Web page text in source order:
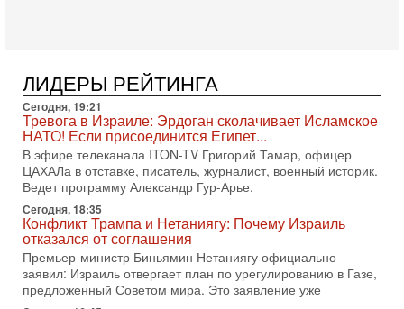
Украину никогда не примут в НАТО
Сегодня гость нашей студии капитан 1-го ранга ВМC США
(в отставке) Гарри (Юрий) Табах, в прошлом: командир
антитеррористического центра НАТО в
3-08-2026, 19:07
«Либо в армию — либо в тюрьму?»
Ситуация вокруг призыва ультраортодоксов в ЦАХАЛ
достигла точки кипения. Попытки принять закон,
освобождающий уклоняющихся харедим от арестов,
3-08-2026, 17:18
Хватит отменять атаки! ЦАХАЛ - не игрушка!
Израиль готов ударить по Ирану!
В эфире телеканала ITON-TV Григорий Тамар, офицер
ЛИДЕРЫ РЕЙТИНГА
Сегодня, 19:21
Тревога в Израиле: Эрдоган сколачивает Исламское
НАТО! Если присоединится Египет...
В эфире телеканала ITON-TV Григорий Тамар, офицер
ЦАХАЛа в отставке, писатель, журналист, военный историк.
Ведет программу Александр Гур-Арье.
Сегодня, 18:35
Конфликт Трампа и Нетаниягу: Почему Израиль
отказался от соглашения
Премьер-министр Биньямин Нетаниягу официально
заявил: Израиль отвергает план по урегулированию в Газе,
предложенный Советом мира. Это заявление уже